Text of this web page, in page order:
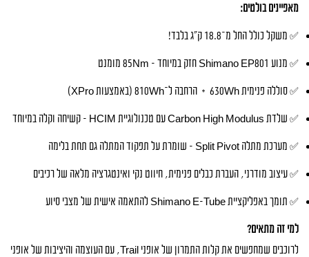
מאפיינים בולטים:
✅ משקל כולל החל מ־18.8 ק"ג בלבד!
✅ מנוע Shimano EP801 חזק במיוחד – 85Nm מומנט
✅ סוללה פנימית 630Wh + הרחבה ל־810Wh (באמצעות XPro)
✅ שלדת Carbon High Modulus עם טכנולוגיית HCIM – קשיחה וקלה במיוחד
✅ מערכת מתלה Split Pivot – שומרת על תפקוד המתלה גם תחת בלימה
✅ עיצוב מודרני, העברת כבלים פנימית, חיווט נקי ואינטגרציה מלאה של רכיבים
✅ תומך באפליקציית Shimano E-Tube להתאמה אישית של מצבי סיוע
למי זה מתאים?
לרוכבים שמחפשים את קלות התמרון של אופני Trail, עם העוצמה והיציבות של אופני